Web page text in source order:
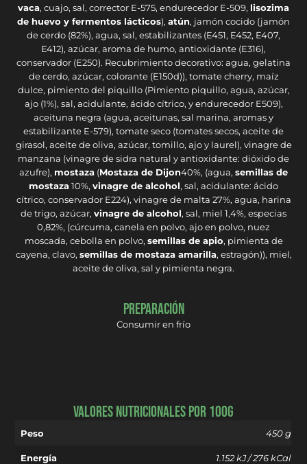
vaca, cuajo, sal, corrector E-575, endurecedor E-509, lisozima
de huevo y fermentos lácticos), atún, jamón cocido (jamón
de cerdo (82%), agua, sal, estabilizantes (E451, E452, E407,
E412), azúcar, aroma de humo, antioxidante (E316),
conservador (E250). Recubrimiento decorativo: agua, gelatina
de cerdo, azúcar, colorante (E150d)), tomate cherry, maíz
dulce, pimiento del piquillo (Pimiento piquillo, agua, azúcar,
ajo (1%), sal, acidulante, ácido cítrico, y endurecedor E509),
aceituna negra (agua, aceitunas, sal marina, aromas y
estabilizante E-579), tomate seco (tomates secos, aceite de
girasol, aceite de oliva, azúcar, tomillo, ajo y laurel), vinagre de
manzana (vinagre de sidra natural y antioxidante: dióxido de
azufre), mostaza (Mostaza de Dijon40%, (agua, semillas de
mostaza10%, vinagre de alcohol, sal, acidulante: ácido
cítrico, conservador E224), vinagre de malta 27%, agua, harina
de trigo, azúcar, vinagre de alcohol, sal, miel 1,4%, especias
0,82%, (cúrcuma, canela en polvo, ajo en polvo, nuez
moscada, cebolla en polvo, semillas de apio, pimienta de
cayena, clavo, semillas de mostaza amarilla, estragón)), miel,
aceite de oliva, sal y pimienta negra.
Preparación
Consumir en frío
Valores Nutricionales por 100g
Peso 450 g
Energía 1.152 kJ / 276 kCal